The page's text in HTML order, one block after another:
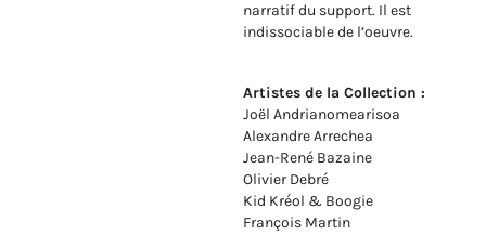
narratif du support. Il est
indissociable de l’oeuvre.
Artistes de la Collection :
Joël Andrianomearisoa
Alexandre Arrechea
Jean-René Bazaine
Olivier Debré
Kid Kréol & Boogie
François Martin